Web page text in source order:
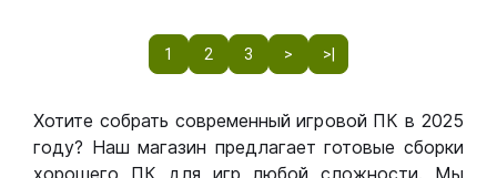
1 2 3 > >|
Хотите собрать современный игровой ПК в 2025
году? Наш магазин предлагает готовые сборки
хорошего ПК для игр любой сложности. Мы